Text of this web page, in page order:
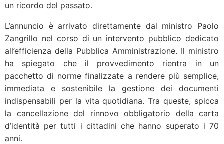
un ricordo del passato.
L’annuncio è arrivato direttamente dal ministro Paolo
Zangrillo nel corso di un intervento pubblico dedicato
all’efficienza della Pubblica Amministrazione. Il ministro
ha spiegato che il provvedimento rientra in un
pacchetto di norme finalizzate a rendere più semplice,
immediata e sostenibile la gestione dei documenti
indispensabili per la vita quotidiana. Tra queste, spicca
la cancellazione del rinnovo obbligatorio della carta
d’identità per tutti i cittadini che hanno superato i 70
anni.